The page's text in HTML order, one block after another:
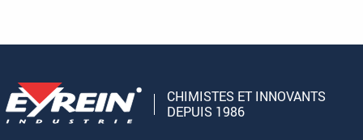
CHIMISTES ET INNOVANTS
DEPUIS 1986